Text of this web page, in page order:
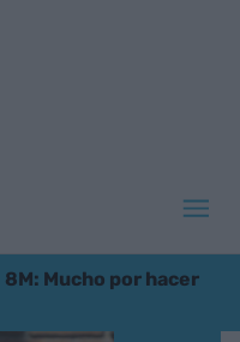
8M: Mucho por hacer